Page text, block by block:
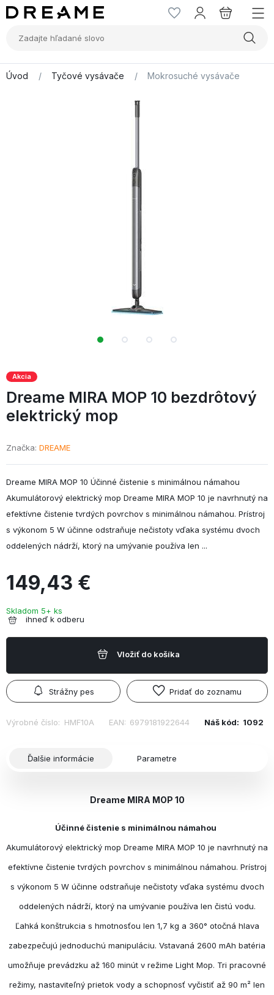
Úvod / Tyčové vysávače / Mokrosuché vysávače
Akcia
Dreame MIRA MOP 10 bezdrôtový
elektrický mop
Značka DREAME
Dreame MIRA MOP 10 Účinné čistenie s minimálnou námahou
Akumulátorový elektrický mop Dreame MIRA MOP 10 je navrhnutý na
efektívne čistenie tvrdých povrchov s minimálnou námahou. Prístroj
s výkonom 5 W účinne odstraňuje nečistoty vďaka systému dvoch
oddelených nádrží, ktorý na umývanie používa len ...
149,43 €
Skladom 5+ ks
ihneď k odberu
Vložiť do košíka
Strážny pes Pridať do zoznamu
Výrobné číslo: HMF10A EAN: 6979181922644 Náš kód: 1092
Ďalšie informácie Parametre
Dreame MIRA MOP 10
Účinné čistenie s minimálnou námahou
Akumulátorový elektrický mop Dreame MIRA MOP 10 je navrhnutý na
efektívne čistenie tvrdých povrchov s minimálnou námahou. Prístroj
s výkonom 5 W účinne odstraňuje nečistoty vďaka systému dvoch
oddelených nádrží, ktorý na umývanie používa len čistú vodu.
Ľahká konštrukcia s hmotnosťou len 1,7 kg a 360° otočná hlava
zabezpečujú jednoduchú manipuláciu. Vstavaná 2600 mAh batéria
umožňuje prevádzku až 160 minút v režime Light Mop. Tri pracovné
režimy, nastaviteľný prietok vody a schopnosť vyčistiť až 90 m² len